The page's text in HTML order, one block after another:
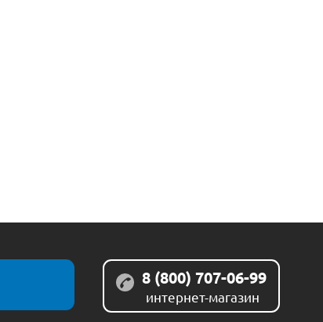
8 (800) 707-06-99
интернет-магазин